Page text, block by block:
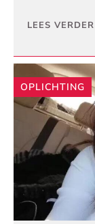
LEES VERDER
OPLICHTING